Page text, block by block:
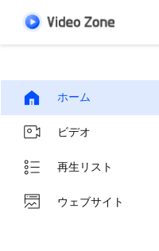
ホーム
ビデオ
再生リスト
ウェブサイト